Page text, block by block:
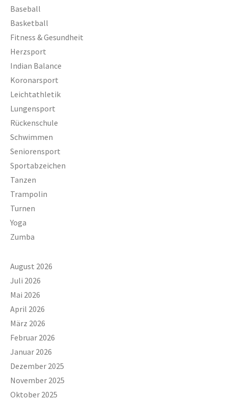
Baseball
Basketball
Fitness & Gesundheit
Herzsport
Indian Balance
Koronarsport
Leichtathletik
Lungensport
Rückenschule
Schwimmen
Seniorensport
Sportabzeichen
Tanzen
Trampolin
Turnen
Yoga
Zumba
August 2026
Juli 2026
Mai 2026
April 2026
März 2026
Februar 2026
Januar 2026
Dezember 2025
November 2025
Oktober 2025